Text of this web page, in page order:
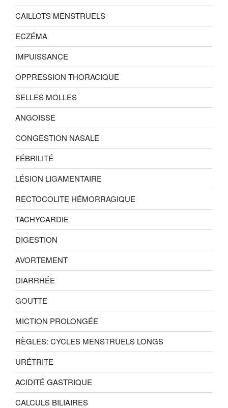
CAILLOTS MENSTRUELS
ECZÉMA
IMPUISSANCE
OPPRESSION THORACIQUE
SELLES MOLLES
ANGOISSE
CONGESTION NASALE
FÉBRILITÉ
LÉSION LIGAMENTAIRE
RECTOCOLITE HÉMORRAGIQUE
TACHYCARDIE
DIGESTION
AVORTEMENT
DIARRHÉE
GOUTTE
MICTION PROLONGÉE
RÈGLES: CYCLES MENSTRUELS LONGS
URÉTRITE
ACIDITÉ GASTRIQUE
CALCULS BILIAIRES